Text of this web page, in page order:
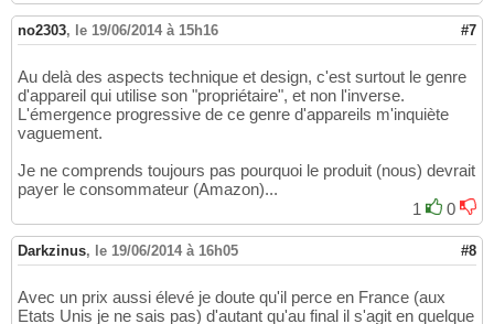
no2303, le 19/06/2014 à 15h16 #7
Au delà des aspects technique et design, c'est surtout le genre
d'appareil qui utilise son "propriétaire", et non l'inverse.
L'émergence progressive de ce genre d'appareils m'inquiète
vaguement.
Je ne comprends toujours pas pourquoi le produit (nous) devrait
payer le consommateur (Amazon)...
1
0
Darkzinus, le 19/06/2014 à 16h05 #8
Avec un prix aussi élevé je doute qu'il perce en France (aux
Etats Unis je ne sais pas) d'autant qu'au final il s'agit en quelque